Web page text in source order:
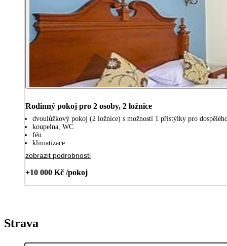
Rodinný pokoj pro 2 osoby, 2 ložnice
dvoulůžkový pokoj (2 ložnice) s možností 1 přistýlky pro
koupelna, WC
fén
klimatizace
zobrazit podrobnosti
+10 000 Kč /pokoj
Strava